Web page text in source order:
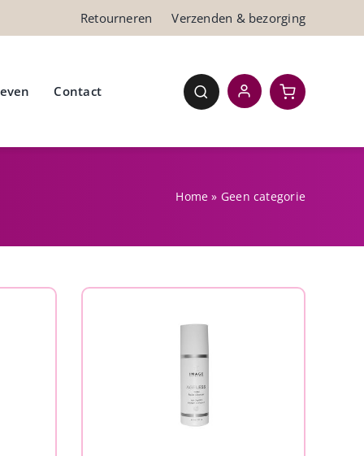
Retourneren Verzenden & bezorging
Contact
Home » Geen categorie